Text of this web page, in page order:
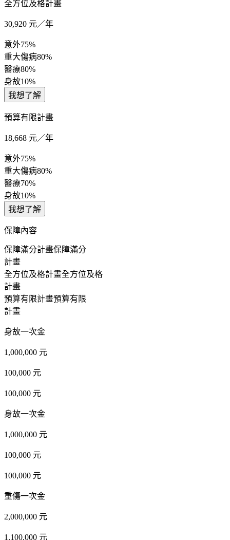
全方位及格計畫
30,920 元／年
意外75%
重大傷病80%
醫療80%
身故10%
我想了解
預算有限計畫
18,668 元／年
意外75%
重大傷病80%
醫療70%
身故10%
我想了解
保障內容
保障滿分計畫保障滿分
計畫
全方位及格計畫全方位及格
計畫
預算有限計畫預算有限
計畫
身故一次金
1,000,000 元
100,000 元
100,000 元
身故一次金
1,000,000 元
100,000 元
100,000 元
重傷一次金
2,000,000 元
1,100,000 元